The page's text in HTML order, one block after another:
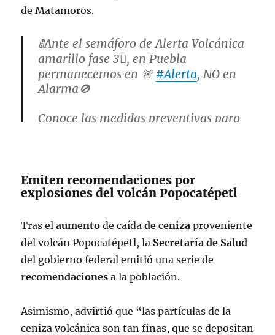
de Matamoros.
🚦Ante el semáforo de Alerta Volcánica
amarillo fase 3⃣, en Puebla
permanecemos en 🚨 #Alerta, NO en
Alarma🚫
Conoce las medidas preventivas para
— PC Estatal Puebla (@PC_Estatal)
Emiten recomendaciones por
explosiones del volcán Popocatépetl
Tras elaumento de caídade ceniza proveniente
del volcán Popocatépetl, la Secretaría de Salud
del gobierno federal emitió una serie de
recomendaciones a la población.
Asimismo, advirtió que “las partículas de la
ceniza volcánica son tan finas, que se depositan